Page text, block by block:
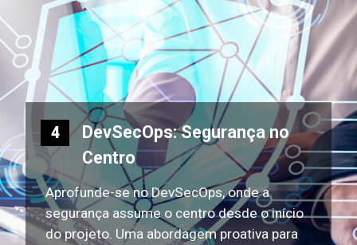
DevSecOps: Segurança no
Centro
Aprofunde-se no DevSecOps, onde a
segurança assume o centro desde o início
do projeto. Uma abordagem proativa para
4